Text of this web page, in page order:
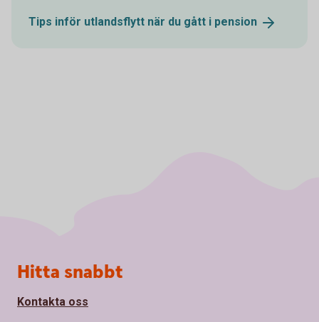
Tips inför utlandsflytt när du gått i pension
Sidfot
Hitta snabbt
Kontakta oss